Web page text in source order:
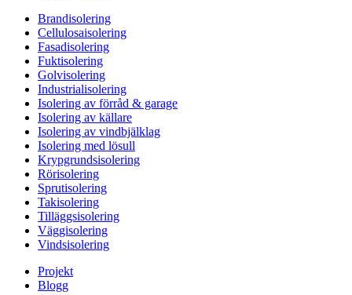
Brandisolering
Cellulosaisolering
Fasadisolering
Fuktisolering
Golvisolering
Industrialisolering
Isolering av förråd & garage
Isolering av källare
Isolering av vindbjälklag
Isolering med lösull
Krypgrundsisolering
Rörisolering
Sprutisolering
Takisolering
Tilläggsisolering
Väggisolering
Vindsisolering
Projekt
Blogg